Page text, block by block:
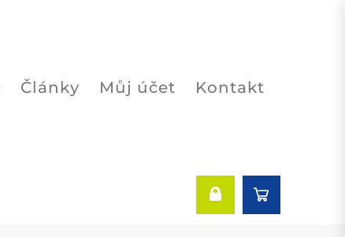
Články Můj účet Kontakt